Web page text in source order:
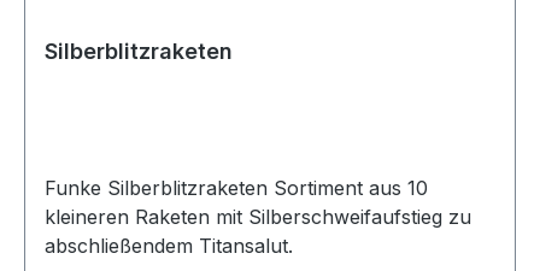
Silberblitzraketen
Funke Silberblitzraketen Sortiment aus 10
kleineren Raketen mit Silberschweifaufstieg zu
abschließendem Titansalut.